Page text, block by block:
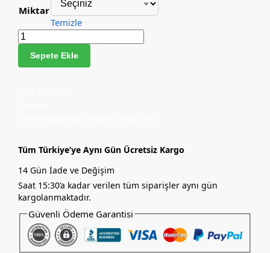
Miktar
Temizle
Sepete Ekle
Tüm Türkiye’ye Aynı Gün Ücretsiz Kargo
14 Gün İade ve Değişim
Saat 15:30’a kadar verilen tüm siparişler aynı gün
kargolanmaktadır.
Güvenli Ödeme Garantisi